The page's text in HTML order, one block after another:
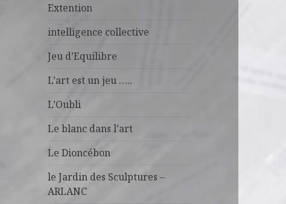
Extention
intelligence collective
Jeu d’Equilibre
L’art est un jeu …..
L’Oubli
Le blanc dans l’art
Le Dioncébon
le Jardin des Sculptures –
ARLANC